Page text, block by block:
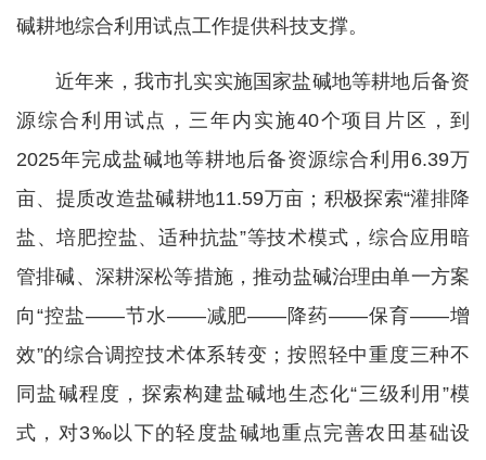
碱耕地综合利用试点工作提供科技支撑。
近年来，我市扎实实施国家盐碱地等耕地后备资
源综合利用试点，三年内实施40个项目片区，到
2025年完成盐碱地等耕地后备资源综合利用6.39万
亩、提质改造盐碱耕地11.59万亩；积极探索“灌排降
盐、培肥控盐、适种抗盐”等技术模式，综合应用暗
管排碱、深耕深松等措施，推动盐碱治理由单一方案
向“控盐——节水——减肥——降药——保育——增
效”的综合调控技术体系转变； 按照轻中重度三种不
同盐碱程度，探索构建盐碱地生态化“三级利用”模
式，对3‰以下的轻度盐碱地重点完善农田基础设